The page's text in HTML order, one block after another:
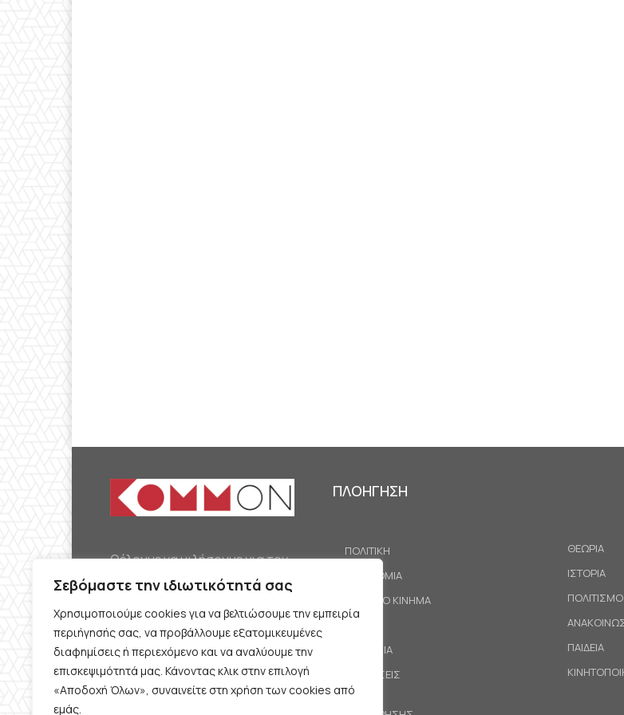
Σεβόμαστε την ιδιωτικότητά σας
Χρησιμοποιούμε cookies για να βελτιώσουμε την εμπειρία
περιήγησής σας, να προβάλλουμε εξατομικευμένες
διαφημίσεις ή περιεχόμενο και να αναλύουμε την
επισκεψιμότητά μας. Κάνοντας κλικ στην επιλογή
«Αποδοχή Όλων», συναινείτε στη χρήση των cookies από
εμάς.
Θέλουμε να μιλήσουμε για τον
κομμουνισμό της εποχής μας,
την αναγκαία αλλά όχι
δεδομένη προοπτική.
Θέλουμε να μιλήσουμε
ταυτόχρονα για την
καθημερινή επιβίωση και τον
ΠΛΟΗΓΗΣΗ
ΠΟΛΙΤΙΚΗ
ΟΙΚΟΝΟΜΙΑ
ΕΡΓΑΤΙΚΟ ΚΙΝΗΜΑ
ΚΟΙΝΩΝΙΑ
ΠΡΟΤΑΣΕΙΣ
ΘΕΩΡΙΑ
ΙΣΤΟΡΙΑ
ΠΑΙΔΕΙΑ